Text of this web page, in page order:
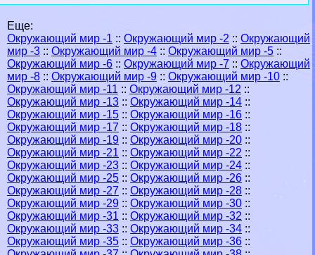
Еще:
Окружающий мир -1 :: Окружающий мир -2 :: Окружающий
мир -3 :: Окружающий мир -4 :: Окружающий мир -5 ::
Окружающий мир -6 :: Окружающий мир -7 :: Окружающий
мир -8 :: Окружающий мир -9 :: Окружающий мир -10 ::
Окружающий мир -11 :: Окружающий мир -12 ::
Окружающий мир -13 :: Окружающий мир -14 ::
Окружающий мир -15 :: Окружающий мир -16 ::
Окружающий мир -17 :: Окружающий мир -18 ::
Окружающий мир -19 :: Окружающий мир -20 ::
Окружающий мир -21 :: Окружающий мир -22 ::
Окружающий мир -23 :: Окружающий мир -24 ::
Окружающий мир -25 :: Окружающий мир -26 ::
Окружающий мир -27 :: Окружающий мир -28 ::
Окружающий мир -29 :: Окружающий мир -30 ::
Окружающий мир -31 :: Окружающий мир -32 ::
Окружающий мир -33 :: Окружающий мир -34 ::
Окружающий мир -35 :: Окружающий мир -36 ::